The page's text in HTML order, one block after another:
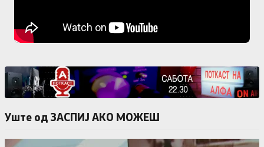
Уште од ЗАСПИЈ АКО МОЖЕШ